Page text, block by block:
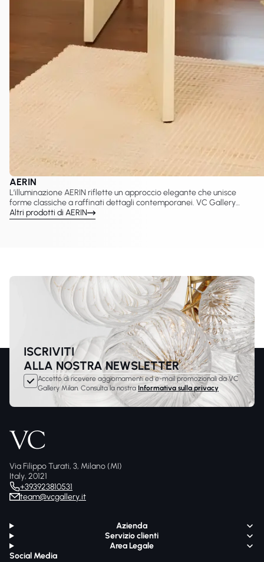
AERIN
L’illuminazione AERIN riflette un approccio elegante che unisce
forme classiche a raffinati dettagli contemporanei. VC Gallery
propone una selezione curata di lampade AERIN create con Visual
Comfort & Co., tra cui lampadari, applique, sospensioni e lampade
Altri prodotti di AERIN
ISCRIVITI
ALLA NOSTRA NEWSLETTER
Accetto di ricevere aggiornamenti ed e-mail promozionali da VC
Gallery Milan. Consulta la nostra Informativa sulla privacy
Via Filippo Turati, 3, Milano (MI)
Italy, 20121
+393923810531
team@vcgallery.it
Azienda
Servizio clienti
Area Legale
Social Media